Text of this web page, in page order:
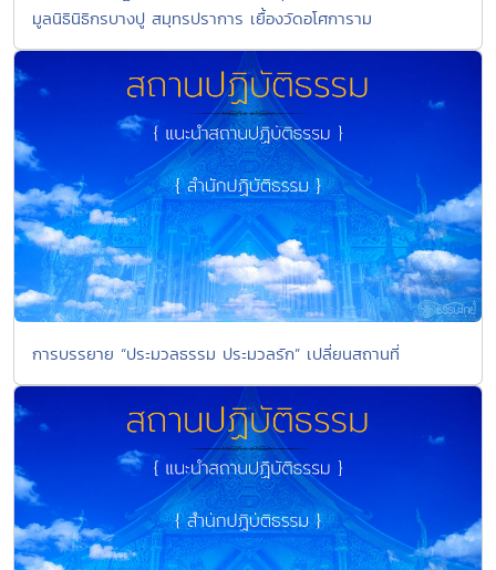
มูลนิธินิธิกรบางปู สมุทรปราการ เยื้องวัดอโศการาม
การบรรยาย “ประมวลธรรม ประมวลรัก” เปลี่ยนสถานที่